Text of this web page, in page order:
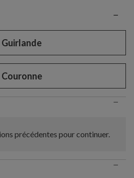
−
Guirlande
Couronne
−
précédentes pour continuer.
−